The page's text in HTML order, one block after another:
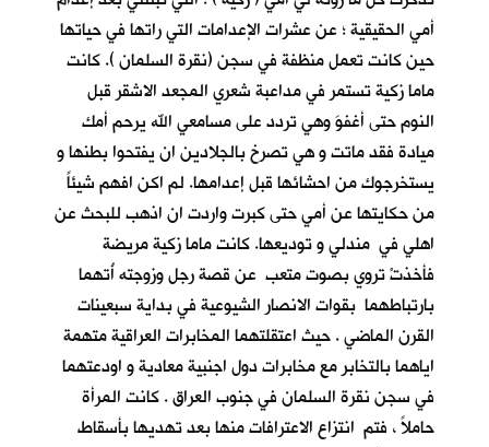
أمي الحقيقية ؛ عن عشرات الإعدامات التي راتها في حياتها
حين كانت تعمل منظفة في سجن (نقرة السلمان ). كانت
ماما زكية تستمر في مداعبة شعري المجعد الاشقر قبل
النوم حتى أغفوَ وهي تردد على مسامعي الله يرحم أمك
ميادة فقد ماتت و هي تصرخ بالجلادين ان يفتحوا بطنها و
يستخرجوك من احشائها قبل إعدامها. لم اكن افهم شيئاً
من حكايتها عن أمي حتى كبرت واردت ان اذهب للبحث عن
اهلي في مندلي و توديعها. كانت ماما زكية مريضة
فأخذتْ تروي بصوت متعب عن قصة رجل وزوجته أُتهما
بارتباطهما بقوات الانصار الشيوعية في بداية سبعينات
القرن الماضي . حيث اعتقلتهما المخابرات العراقية متهمة
اياهما بالتخابر مع مخابرات دول اجنبية معادية و اودعتهما
في سجن نقرة السلمان في جنوب العراق . كانت المرأة
حاملاً ، فتم انتزاع الاعترافات منها بعد تهديها بأسقاط